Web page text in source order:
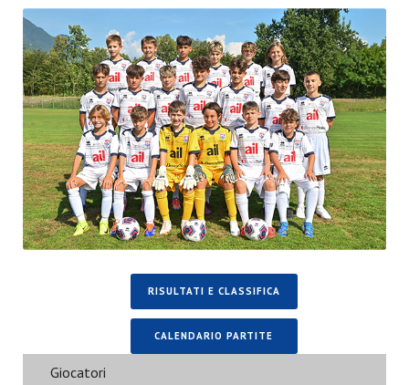
RISULTATI E CLASSIFICA
CALENDARIO PARTITE
Giocatori